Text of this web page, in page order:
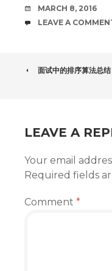
DATE
MARCH 8, 2016
COMMENTS
LEAVE A
POST
面试中的排序算法总结
LEAVE A
Your email
Required fields
Comment *